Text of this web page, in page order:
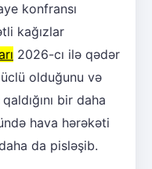
konfransı
kağızlar
2026-cı ilə qədər
olduğunu və
bir daha
hava hərəkəti
da pisləşib.